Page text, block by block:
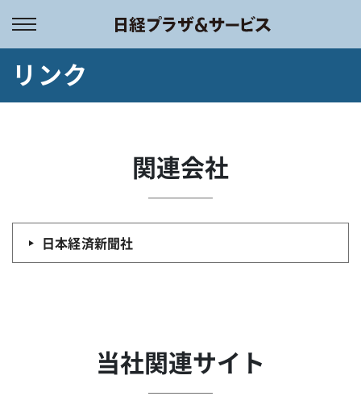
メインコンテンツへスキップ
リンク
関連会社
日本経済新聞社
当社関連サイト